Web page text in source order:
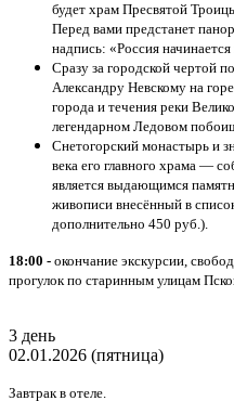
будет храм Пресвятой
Перед вами предстанет
надпись: «Россия начинается
Сразу за городской чертой
Александру Невскому на
города и течения реки
легендарном Ледовом
Снетогорский монастырь и
века его главного храма —
является выдающимся
живописи внесённый в
дополнительно 450 руб.).
18:00 - окончание экскурсии,
прогулок по старинным улицам
3 день
02.01.2026 (пятница)
Завтрак в отеле.